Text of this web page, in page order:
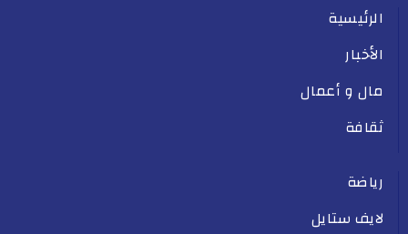
الرئيسية
الأخبار
مال و أعمال
ثقافة
رياضة
لايف ستايل